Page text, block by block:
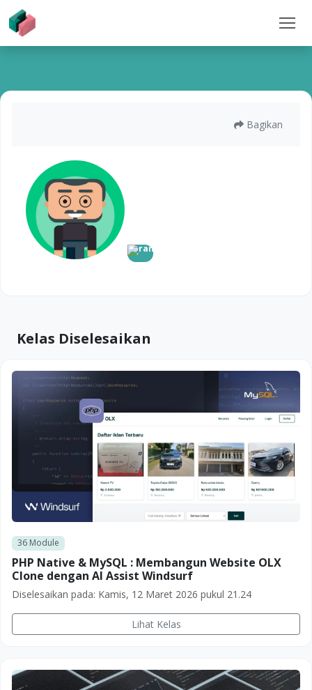
Bagikan
Kelas Diselesaikan
36Module
PHP Native & MySQL : Membangun Website OLX
Clone dengan AI Assist Windsurf
Diselesaikan pada: Kamis, 12 Maret 2026 pukul 21.24
Lihat Kelas